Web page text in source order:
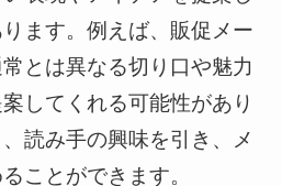
ます。例えば、販促メー
とは異なる切り口や魅力
してくれる可能性があり
読み手の興味を引き、メ
ことができます。